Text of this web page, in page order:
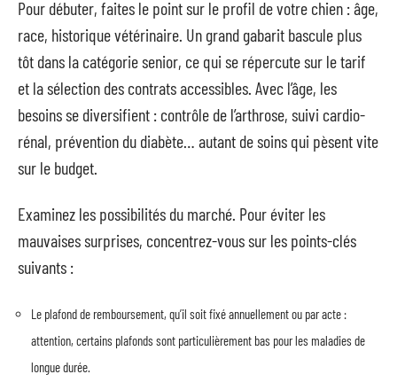
Pour débuter, faites le point sur le profil de votre chien : âge,
race, historique vétérinaire. Un grand gabarit bascule plus
tôt dans la catégorie senior, ce qui se répercute sur le tarif
et la sélection des contrats accessibles. Avec l’âge, les
besoins se diversifient : contrôle de l’arthrose, suivi cardio-
rénal, prévention du diabète… autant de soins qui pèsent vite
sur le budget.
Examinez les possibilités du marché. Pour éviter les
mauvaises surprises, concentrez-vous sur les points-clés
suivants :
Le plafond de remboursement, qu’il soit fixé annuellement ou par acte :
attention, certains plafonds sont particulièrement bas pour les maladies de
longue durée.